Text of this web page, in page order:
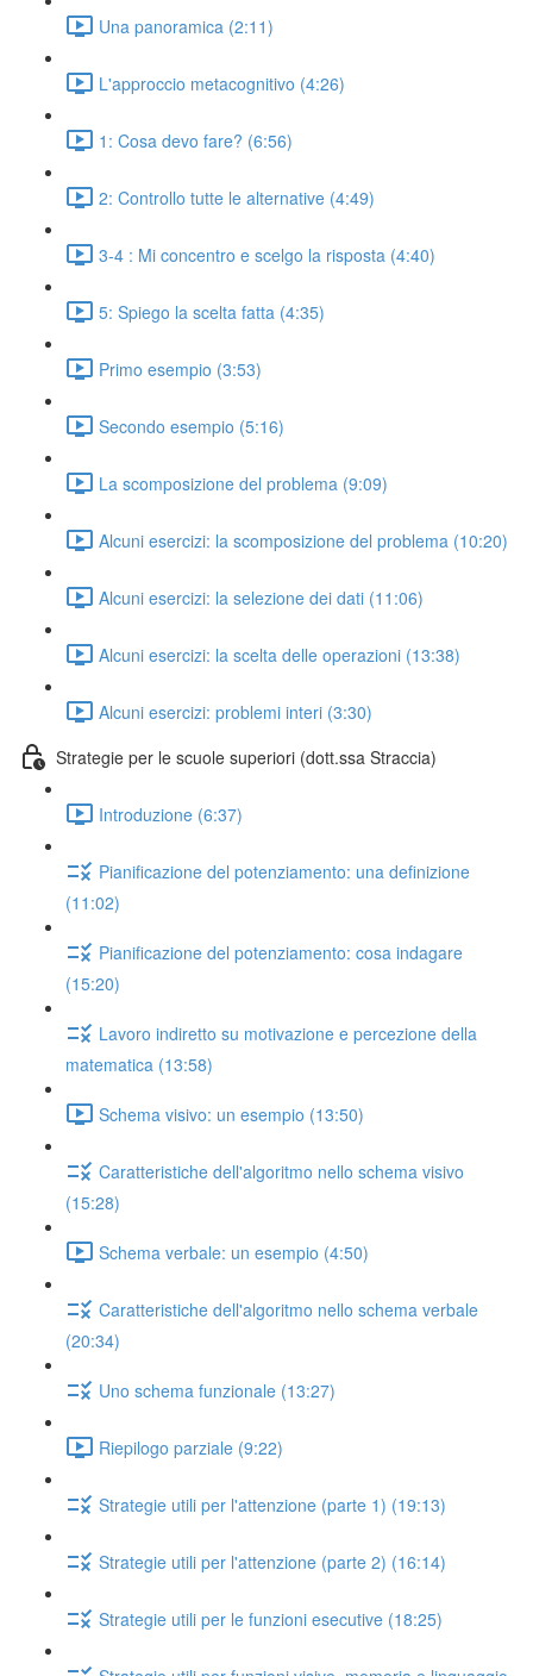
Una panoramica (2:11)
L'approccio metacognitivo (4:26)
1: Cosa devo fare? (6:56)
2: Controllo tutte le alternative (4:49)
3-4 : Mi concentro e scelgo la risposta (4:40)
5: Spiego la scelta fatta (4:35)
Primo esempio (3:53)
Secondo esempio (5:16)
La scomposizione del problema (9:09)
Alcuni esercizi: la scomposizione del problema (10:20)
Alcuni esercizi: la selezione dei dati (11:06)
Alcuni esercizi: la scelta delle operazioni (13:38)
Alcuni esercizi: problemi interi (3:30)
Strategie per le scuole superiori (dott.ssa Straccia)
Introduzione (6:37)
Pianificazione del potenziamento: una definizione
(11:02)
Pianificazione del potenziamento: cosa indagare
(15:20)
Lavoro indiretto su motivazione e percezione della
matematica (13:58)
Schema visivo: un esempio (13:50)
Caratteristiche dell'algoritmo nello schema visivo
(15:28)
Schema verbale: un esempio (4:50)
Caratteristiche dell'algoritmo nello schema verbale
(20:34)
Uno schema funzionale (13:27)
Riepilogo parziale (9:22)
Strategie utili per l'attenzione (parte 1) (19:13)
Strategie utili per l'attenzione (parte 2) (16:14)
Strategie utili per le funzioni esecutive (18:25)